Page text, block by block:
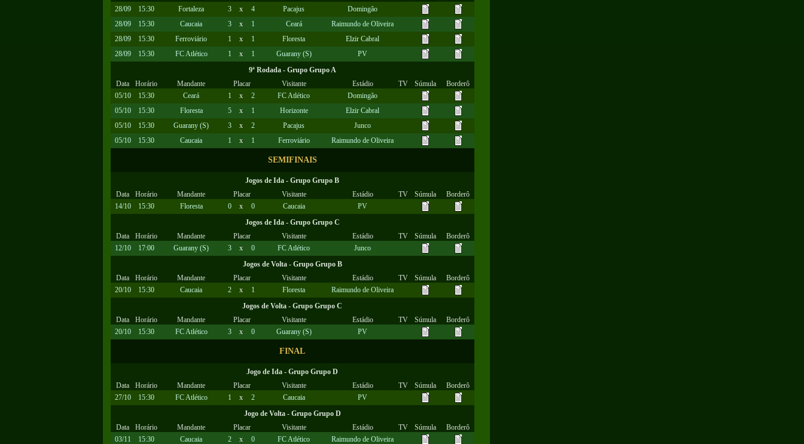
28/09
15:30 Fortaleza 3 x 4 Pacajus
Domingão
28/09
15:30 Caucaia 3 x 1 Ceará
Raimundo de Oliveira
28/09
15:30 Ferroviário 1 x 1 Floresta
Elzir Cabral
28/09
15:30 FC Atlético 1 x 1 Guarany (S)
PV
9ª Rodada - Grupo Grupo A
Data
Horário Mandante Placar Visitante Estádio TV Súmula
Borderô
05/10
15:30 Ceará 1 x 2 FC Atlético
Domingão
05/10
15:30 Floresta 5 x 1 Horizonte
Elzir Cabral
05/10
15:30 Guarany (S) 3 x 2 Pacajus
Junco
05/10
15:30 Caucaia 1 x 1 Ferroviário Raimundo de Oliveira
SEMIFINAIS
Jogos de Ida - Grupo Grupo B
Data
Horário Mandante Placar Visitante Estádio TV Súmula
Borderô
14/10
15:30 Floresta 0 x 0 Caucaia
PV
Jogos de Ida - Grupo Grupo C
Data
Horário Mandante Placar Visitante Estádio TV Súmula
Borderô
12/10
17:00 Guarany (S) 3 x 0 FC Atlético
Junco
Jogos de Volta - Grupo Grupo B
Data
Horário Mandante Placar Visitante Estádio TV Súmula
Borderô
20/10
15:30 Caucaia 2 x 1 Floresta
Raimundo de Oliveira
Jogos de Volta - Grupo Grupo C
Data
Horário Mandante Placar Visitante Estádio TV Súmula
Borderô
20/10
15:30 FC Atlético 3 x 0 Guarany (S) PV
FINAL
Jogo de Ida - Grupo Grupo D
Data
Horário Mandante Placar Visitante Estádio TV Súmula
Borderô
27/10
15:30 FC Atlético 1 x 2 Caucaia
PV
Jogo de Volta - Grupo Grupo D
Data
Horário Mandante Placar Visitante Estádio TV Súmula
Borderô
03/11
15:30 Caucaia 2 x 0 FC Atlético Raimundo de Oliveira